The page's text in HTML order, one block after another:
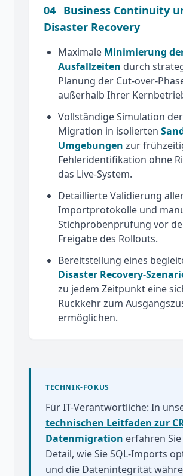
04 Business Continuity
Disaster Recovery
Maximale Minimierung
Ausfallzeiten durch
Planung der Cut-over-
außerhalb Ihrer
Vollständige Simulation der
Migration in isolierten
Umgebungen zur
Fehleridentifikation ohne
das Live-System.
Detaillierte Validierung
Importprotokolle und
Stichprobenprüfung vor
Freigabe des Rollouts.
Bereitstellung eines
Disaster Recovery-
zu jedem Zeitpunkt eine
Rückkehr zum
ermöglichen.
TECHNIK-FOKUS
Für IT-Verantwortliche: In
technischen Leitfaden zur
Datenmigration erfahren
Detail, wie Sie SQL-Imports
und die Datenintegrität